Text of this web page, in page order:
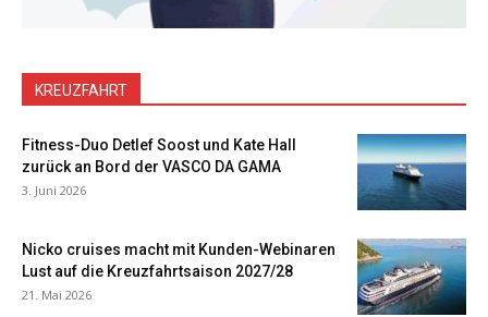
KREUZFAHRT
Fitness-Duo Detlef Soost und Kate Hall
zurück an Bord der VASCO DA GAMA
3. Juni 2026
Nicko cruises macht mit Kunden-Webinaren
Lust auf die Kreuzfahrtsaison 2027/28
21. Mai 2026